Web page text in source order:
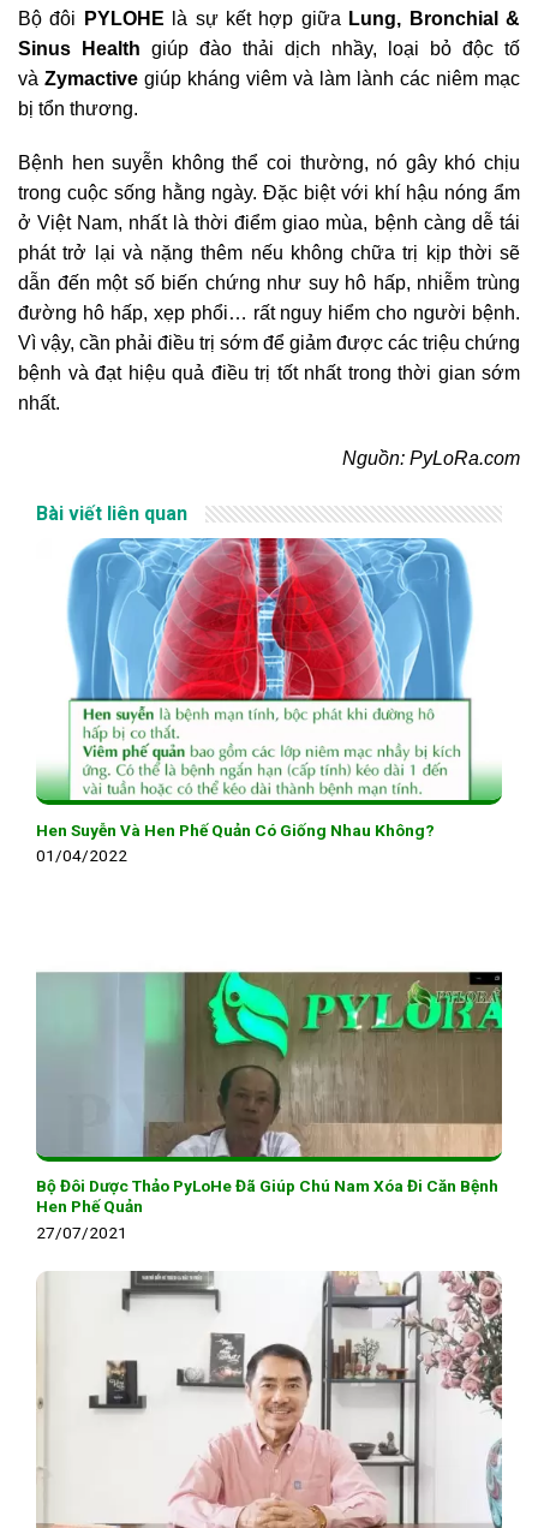
Bộ đôi PYLOHE là sự kết hợp giữa Lung, Bronchial &
Sinus Health giúp đào thải dịch nhầy, loại bỏ độc tố
và Zymactive giúp kháng viêm và làm lành các niêm mạc
bị tổn thương.
Bệnh hen suyễn không thể coi thường, nó gây khó chịu
trong cuộc sống hằng ngày. Đặc biệt với khí hậu nóng ẩm
ở Việt Nam, nhất là thời điểm giao mùa, bệnh càng dễ tái
phát trở lại và nặng thêm nếu không chữa trị kịp thời sẽ
dẫn đến một số biến chứng như suy hô hấp, nhiễm trùng
đường hô hấp, xẹp phổi… rất nguy hiểm cho người bệnh.
Vì vậy, cần phải điều trị sớm để giảm được các triệu chứng
bệnh và đạt hiệu quả điều trị tốt nhất trong thời gian sớm
nhất.
Nguồn: PyLoRa.com
Bài viết liên quan
Hen Suyễn Và Hen Phế Quản Có Giống Nhau Không?
01/04/2022
Bộ Đôi Dược Thảo PyLoHe Đã Giúp Chú Nam Xóa Đi Căn Bệnh
Hen Phế Quản
27/07/2021